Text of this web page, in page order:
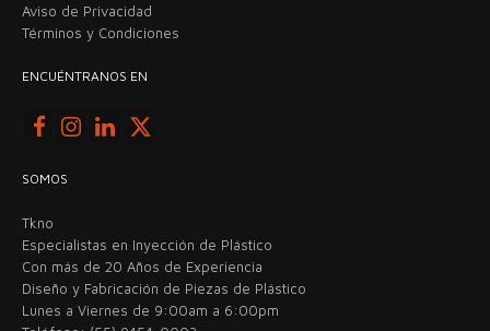
Aviso de Privacidad
Términos y Condiciones
ENCUÉNTRANOS EN
SOMOS
Tkno
Especialistas en Inyección de Plástico
Con más de 20 Años de Experiencia
Diseño y Fabricación de Piezas de Plástico
Lunes a Viernes de 9:00am a 6:00pm